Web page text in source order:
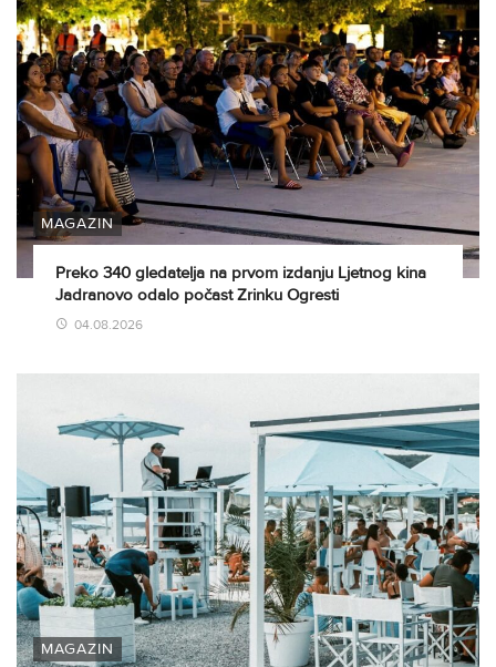
MAGAZIN
Preko 340 gledatelja na prvom izdanju Ljetnog kina
Jadranovo odalo počast Zrinku Ogresti
04.08.2026
MAGAZIN